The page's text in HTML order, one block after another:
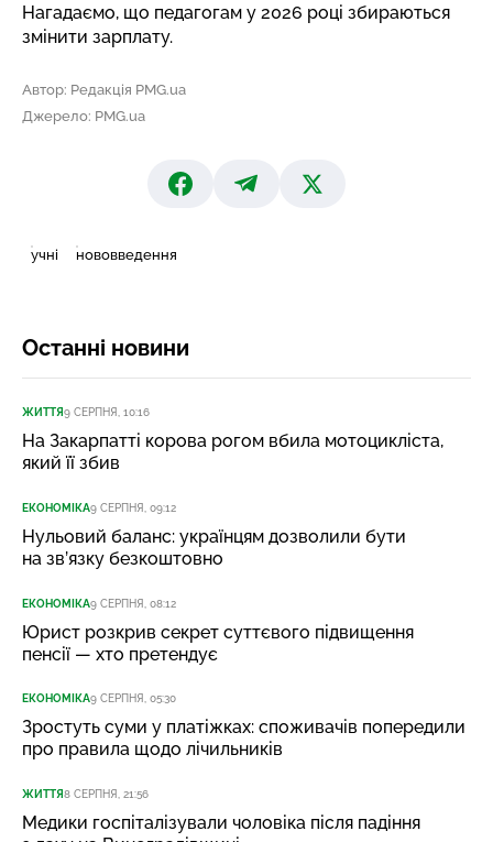
Нагадаємо, що педагогам у 2026 році збираються
змінити зарплату.
Автор: Редакція PMG.ua
Джерело: PMG.ua
учні нововведення
Останні новини
ЖИТТЯ9 СЕРПНЯ, 10:16
На Закарпатті корова рогом вбила мотоцикліста,
який її збив
ЕКОНОМІКА9 СЕРПНЯ, 09:12
Нульовий баланс: українцям дозволили бути
на зв’язку безкоштовно
ЕКОНОМІКА9 СЕРПНЯ, 08:12
Юрист розкрив секрет суттєвого підвищення
пенсії — хто претендує
ЕКОНОМІКА9 СЕРПНЯ, 05:30
Зростуть суми у платіжках: споживачів попередили
про правила щодо лічильників
ЖИТТЯ8 СЕРПНЯ, 21:56
Медики госпіталізували чоловіка після падіння